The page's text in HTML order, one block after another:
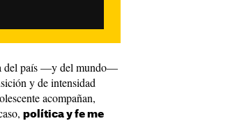
del país —y del mundo—
y de intensidad
acompañan,
política y fe me